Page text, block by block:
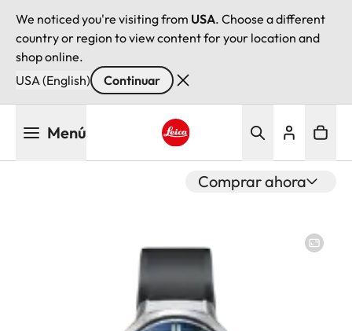
We noticed you're visiting from USA. Choose a different
country or region to view content for your location and
shop online.
USA (English)
Continuar
Menú
Comprar ahora